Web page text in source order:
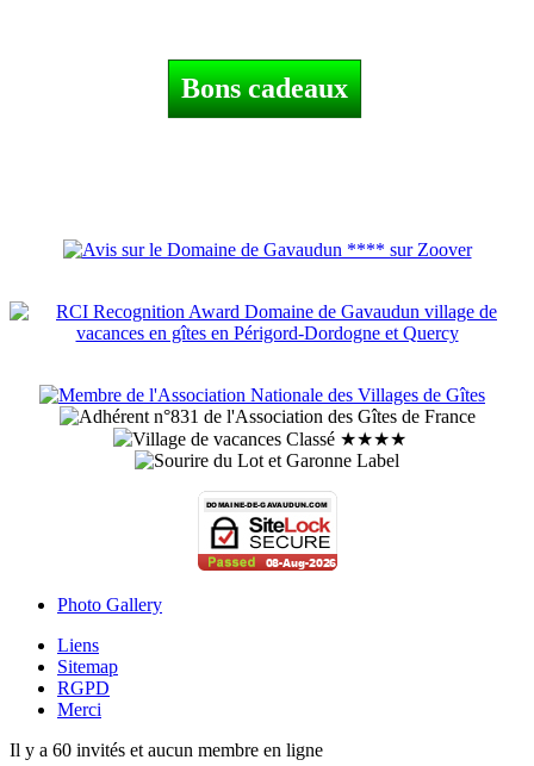
Photo Gallery
Liens
Sitemap
RGPD
Merci
Il y a 60 invités et aucun membre en ligne